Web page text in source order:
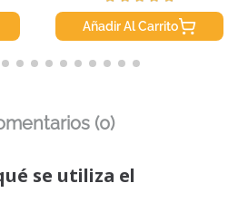
Añadir Al Carrito
(0)
se utiliza el